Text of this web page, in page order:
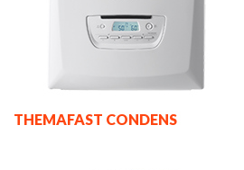
THEMAFAST CONDENS